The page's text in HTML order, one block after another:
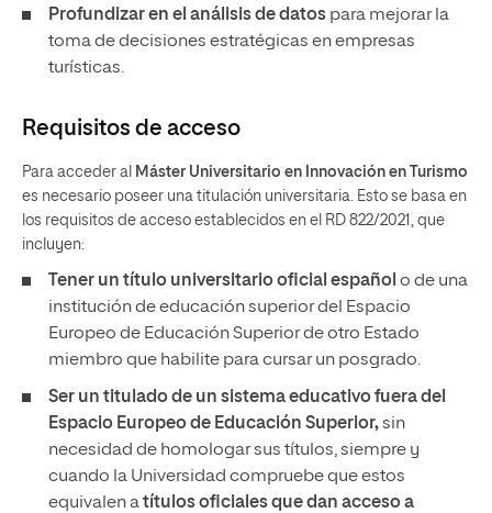
Profundizar en el análisis de datos para mejorar la
toma de decisiones estratégicas en empresas
turísticas.
Requisitos de acceso
Para acceder al Máster Universitario en Innovación en Turismo
es necesario poseer una titulación universitaria. Esto se basa en
los requisitos de acceso establecidos en el RD 822/2021, que
incluyen:
Tener un título universitario oficial español o de una
institución de educación superior del Espacio
Europeo de Educación Superior de otro Estado
miembro que habilite para cursar un posgrado.
Ser un titulado de un sistema educativo fuera del
Espacio Europeo de Educación Superior,sin
necesidad de homologar sus títulos, siempre y
cuando la Universidad compruebe que estos
equivalen atítulos oficiales que dan acceso a